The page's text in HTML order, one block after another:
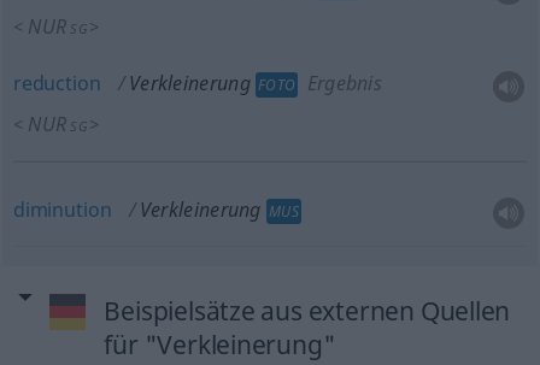
< NUR SG >
reduction Verkleinerung FOTO Ergebnis
< NUR SG >
diminution Verkleinerung MUS
Beispielsätze aus externen Quellen
für "Verkleinerung"